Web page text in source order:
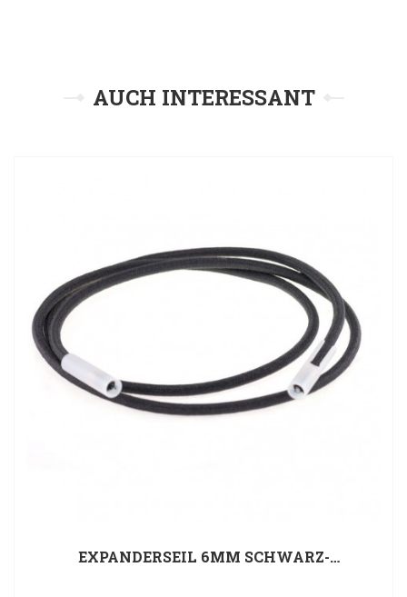
AUCH INTERESSANT
EXPANDERSEIL 6MM SCHWARZ-